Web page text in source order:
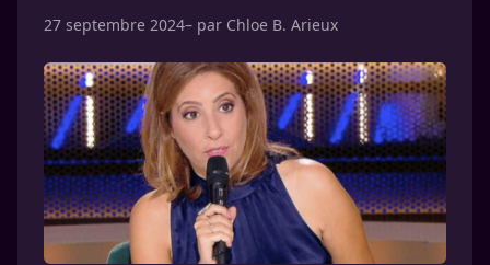
27 septembre 2024– par Chloe B. Arieux